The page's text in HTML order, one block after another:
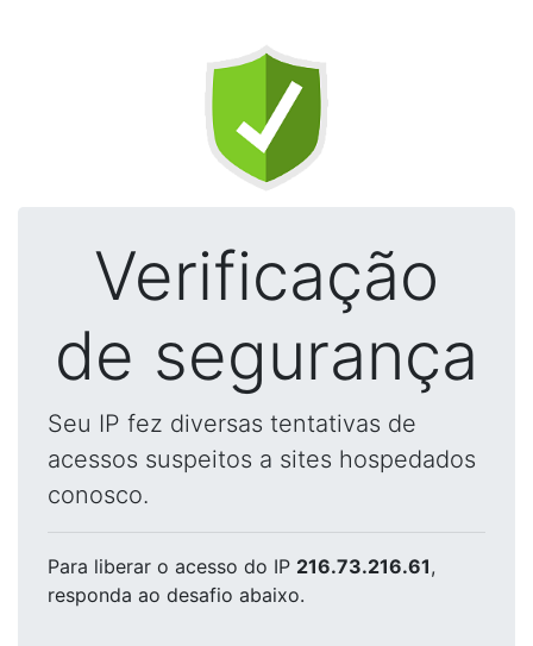
Verificação
de segurança
Seu IP fez diversas tentativas de
acessos suspeitos a sites hospedados
conosco.
Para liberar o acesso do IP 216.73.216.61,
responda ao desafio abaixo.